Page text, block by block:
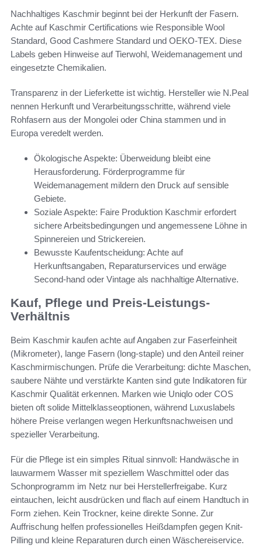
Nachhaltiges Kaschmir beginnt bei der Herkunft der Fasern.
Achte auf Kaschmir Certifications wie Responsible Wool
Standard, Good Cashmere Standard und OEKO-TEX. Diese
Labels geben Hinweise auf Tierwohl, Weidemanagement und
eingesetzte Chemikalien.
Transparenz in der Lieferkette ist wichtig. Hersteller wie N.Peal
nennen Herkunft und Verarbeitungsschritte, während viele
Rohfasern aus der Mongolei oder China stammen und in
Europa veredelt werden.
Ökologische Aspekte: Überweidung bleibt eine
Herausforderung. Förderprogramme für
Weidemanagement mildern den Druck auf sensible
Gebiete.
Soziale Aspekte: Faire Produktion Kaschmir erfordert
sichere Arbeitsbedingungen und angemessene Löhne in
Spinnereien und Strickereien.
Bewusste Kaufentscheidung: Achte auf
Herkunftsangaben, Reparaturservices und erwäge
Second‑hand oder Vintage als nachhaltige Alternative.
Kauf, Pflege und Preis-Leistungs-
Verhältnis
Beim Kaschmir kaufen achte auf Angaben zur Faserfeinheit
(Mikrometer), lange Fasern (long-staple) und den Anteil reiner
Kaschmirmischungen. Prüfe die Verarbeitung: dichte Maschen,
saubere Nähte und verstärkte Kanten sind gute Indikatoren für
Kaschmir Qualität erkennen. Marken wie Uniqlo oder COS
bieten oft solide Mittelklasseoptionen, während Luxuslabels
höhere Preise verlangen wegen Herkunftsnachweisen und
spezieller Verarbeitung.
Für die Pflege ist ein simples Ritual sinnvoll: Handwäsche in
lauwarmem Wasser mit speziellem Waschmittel oder das
Schonprogramm im Netz nur bei Herstellerfreigabe. Kurz
eintauchen, leicht ausdrücken und flach auf einem Handtuch in
Form ziehen. Kein Trockner, keine direkte Sonne. Zur
Auffrischung helfen professionelles Heißdampfen gegen Knit-
Pilling und kleine Reparaturen durch einen Wäschereiservice.